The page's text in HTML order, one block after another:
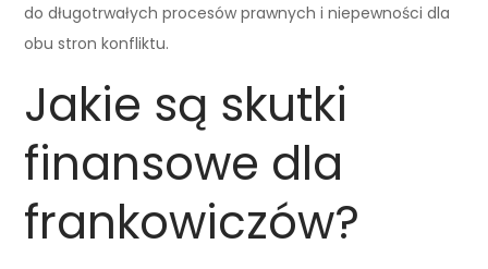
do długotrwałych procesów prawnych i niepewności dla
obu stron konfliktu.
Jakie są skutki
finansowe dla
frankowiczów?